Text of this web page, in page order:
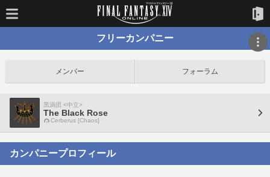
フリーカンパニー
メンバー フォーラム
黒渦団 <中立>
The Black Rose
Cerberus [Chaos]
カンパニープロフィール